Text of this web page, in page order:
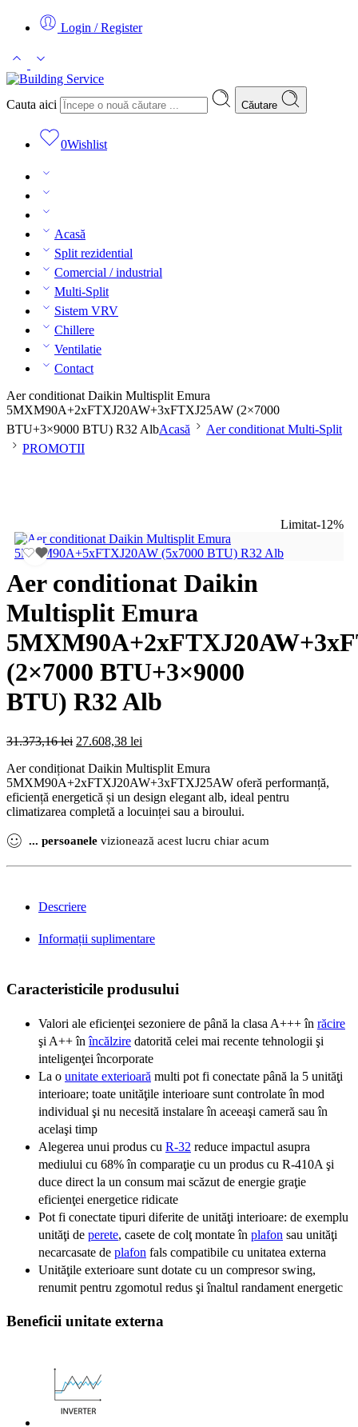
Login / Register
Cauta aici Căutare
0Wishlist
Acasă
Split rezidential
Comercial / industrial
Multi-Split
Sistem VRV
Chillere
Ventilatie
Contact
Aer conditionat Daikin Multisplit Emura
5MXM90A+2xFTXJ20AW+3xFTXJ25AW (2×7000
BTU+3×9000 BTU) R32 AlbAcasă
Aer conditionat Multi-Split
PROMOTII
-12%
Limitat
Aer conditionat Daikin
Multisplit Emura
(2×7000 BTU+3×9000
BTU) R32 Alb
31.373,16lei Prețul
a
fost:
31.373,16 lei.
27.608,38 lei
este:
27.608,38 lei.
Aer condiționat Daikin Multisplit Emura
5MXM90A+2xFTXJ20AW+3xFTXJ25AW oferă performanță,
eficiență energetică și un design elegant alb, ideal pentru
climatizarea completă a locuinței sau a biroului.
... persoanele vizionează acest lucru chiar acum
Descriere
Informații suplimentare
Caracteristicile produsului
Valori ale eficienţei sezoniere de până la clasa A+++ în răcire
şi A++ înîncălzire datorită celei mai recente tehnologii şi
inteligenţei încorporate
La o unitate exterioară multi pot fi conectate până la 5 unităţi
interioare; toate unităţile interioare sunt controlate în mod
individual şi nu necesită instalare în aceeaşi cameră sau în
acelaşi timp
Alegerea unui produs cu R-32 reduce impactul asupra
mediului cu 68% în comparaţie cu un produs cu R-410A şi
duce direct la un consum mai scăzut de energie graţie
eficienţei energetice ridicate
Pot fi conectate tipuri diferite de unităţi interioare: de exemplu
unităţi de perete, casete de colţ montate în plafon sau unităţi
necarcasate de plafon fals compatibile cu unitatea externa
Unităţile exterioare sunt dotate cu un compresor swing,
renumit pentru zgomotul redus şi înaltul randament energetic
Beneficii unitate externa